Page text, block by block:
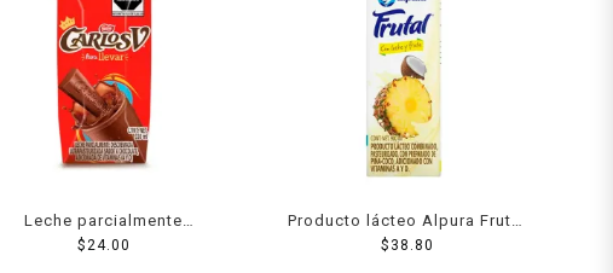
Leche parcialmente
descremada Carlos v sabor
$24.00
Producto lácteo Alpura Frutal
piña coco 900 ml
$ 38.80